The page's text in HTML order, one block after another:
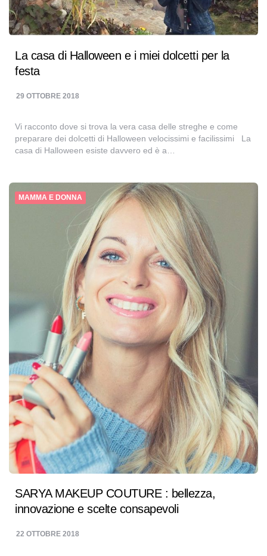
La casa di Halloween e i miei dolcetti per la
festa
29 OTTOBRE 2018
Vi racconto dove si trova la vera casa delle streghe e come
preparare dei dolcetti di Halloween velocissimi e facilissimi La
casa di Halloween esiste davvero ed è a…
MAMMA E DONNA
SARYA MAKEUP COUTURE : bellezza,
innovazione e scelte consapevoli
22 OTTOBRE 2018